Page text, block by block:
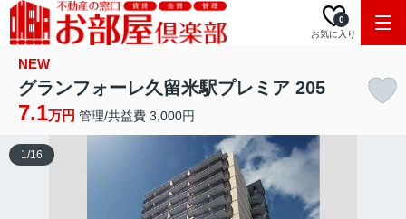
お気に入り
0
NEW
グランフォーレ久留米駅プレミア 205
7.1万円 管理/共益費 3,000円
1/16